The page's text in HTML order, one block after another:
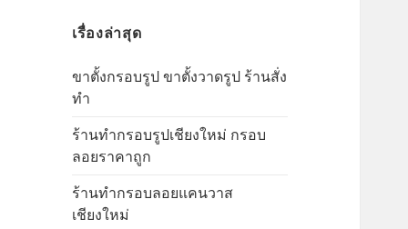
แค
นวาส
ราคา
ห
บ
:
เรื่องล่าสุด
ขาตั้งกรอบรูป ขาตั้งวาดรูป ร้านสั่ง
ทำ
ร้านทำกรอบรูปเชียงใหม่ กรอบ
ลอยราคาถูก
ร้านทำกรอบลอยแคนวาส
เชียงใหม่